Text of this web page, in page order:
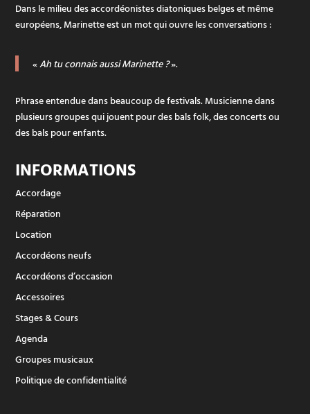
Dans le milieu des accordéonistes diatoniques belges et même
européens, Marinette est un mot qui ouvre les conversations :
«Ah tu connais aussi Marinette ?».
Phrase entendue dans beaucoup de festivals. Musicienne dans
plusieurs groupes qui jouent pour des bals folk, des concerts ou
des bals pour enfants.
INFORMATIONS
Accordage
Réparation
Location
Accordéons neufs
Accordéons d’occasion
Accessoires
Stages & Cours
Agenda
Groupes musicaux
Politique de confidentialité